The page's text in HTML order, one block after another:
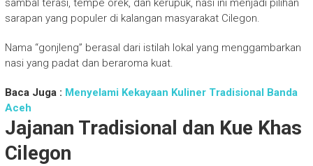
sambal terasi, tempe orek, dan kerupuk, nasi ini menjadi pilihan
sarapan yang populer di kalangan masyarakat Cilegon.
Nama “gonjleng” berasal dari istilah lokal yang menggambarkan
nasi yang padat dan beraroma kuat.
Baca Juga : Menyelami Kekayaan Kuliner Tradisional Banda
Aceh
Jajanan Tradisional dan Kue Khas
Cilegon